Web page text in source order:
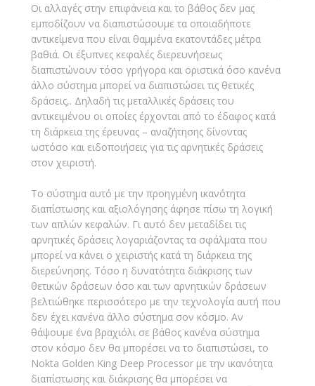
Οι αλλαγές στην επιφάνεια και το βάθος δεν μας
εμποδίζουν να διαπιστώσουμε τα οποιαδήποτε
αντικείμενα που είναι θαμμένα εκατοντάδες μέτρα
βαθιά. Οι έξυπνες κεφαλές διερευνήσεως
διαπιστώνουν τόσο γρήγορα και οριστικά όσο κανένα
άλλο σύστημα μπορεί να διαπιστώσει τις θετικές
δράσεις,. Δηλαδή τις μεταλλικές δράσεις του
αντικειμένου οι οποίες έρχονται από το έδαφος κατά
τη διάρκεια της έρευνας – αναζήτησης δίνοντας
ωστόσο και ειδοποιήσεις για τις αρνητικές δράσεις
στον χειριστή.
Το σύστημα αυτό με την προηγμένη ικανότητα
διαπίστωσης και αξιολόγησης άφησε πίσω τη λογική
των απλών κεφαλών. Γι αυτό δεν μεταδίδει τις
αρνητικές δράσεις λογαριάζοντας τα σφάλματα που
μπορεί να κάνει ο χειριστής κατά τη διάρκεια της
διερεύνησης. Τόσο η δυνατότητα διάκρισης των
θετικών δράσεων όσο και των αρνητικών δράσεων
βελτιώθηκε περισσότερο με την τεχνολογία αυτή που
δεν έχει κανένα άλλο σύστημα σον κόσμο. Αν
θάψουμε ένα βραχιόλι σε βάθος κανένα σύστημα
στον κόσμο δεν θα μπορέσει να το διαπιστώσει, το
Nokta Golden King Deep Processor με την ικανότητα
διαπίστωσης και διάκρισης θα μπορέσει να